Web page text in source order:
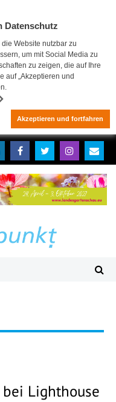
Datenschutz
Website nutzbar zu
um mit Social Media zu
zu zeigen, die auf Ihre
auf „Akzeptieren und
Akzeptieren und fortfahren
Lighthouse